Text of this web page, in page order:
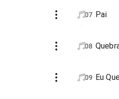
07 Pai
08
09 Eu